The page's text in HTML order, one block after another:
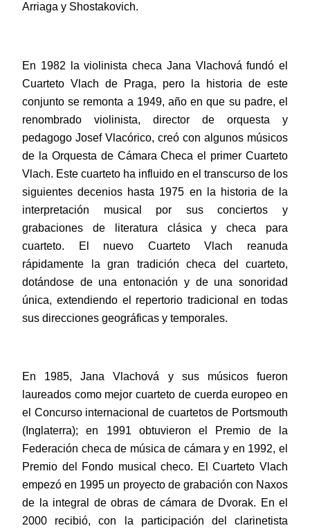
Arriaga y Shostakovich.
En 1982 la violinista checa Jana Vlachová fundó el
Cuarteto Vlach de Praga, pero la historia de este
conjunto se remonta a 1949, año en que su padre, el
renombrado violinista, director de orquesta y
pedagogo Josef Vlacórico, creó con algunos músicos
de la Orquesta de Cámara Checa el primer Cuarteto
Vlach. Este cuarteto ha influido en el transcurso de los
siguientes decenios hasta 1975 en la historia de la
interpretación musical por sus conciertos y
grabaciones de literatura clásica y checa para
cuarteto. El nuevo Cuarteto Vlach reanuda
rápidamente la gran tradición checa del cuarteto,
dotándose de una entonación y de una sonoridad
única, extendiendo el repertorio tradicional en todas
sus direcciones geográficas y temporales.
En 1985, Jana Vlachová y sus músicos fueron
laureados como mejor cuarteto de cuerda europeo en
el Concurso internacional de cuartetos de Portsmouth
(Inglaterra); en 1991 obtuvieron el Premio de la
Federación checa de música de cámara y en 1992, el
Premio del Fondo musical checo. El Cuarteto Vlach
empezó en 1995 un proyecto de grabación con Naxos
de la integral de obras de cámara de Dvorak. En el
2000 recibió, con la participación del clarinetista